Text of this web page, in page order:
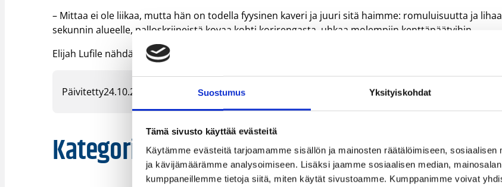
Suostumus Yksityiskohdat
Tämä sivusto käyttää evästeitä
Käytämme evästeitä tarjoamamme sisällön ja mainosten räätälöimiseen,
ja kävijämäärämme analysoimiseen. Lisäksi jaamme sosiaalisen median,
kumppaneillemme tietoja siitä, miten käytät sivustoamme. Kumppanimme voivat
– Mittaa ei ole liikaa, mutta hän on todella fyysinen kaveri ja juuri sitä haimme: romuluisuutta ja
sekunnin alueelle, palloskriineistä kovaa kohti korirengasta, uhkaa molempiin kenttäpäätyihin.
Elijah Lufile nähdään suunnitelmien mukaan ottelukokoonpanossa lauantaina 28. lokakuuta.
Päivitetty24.10.2023
Kategoriat